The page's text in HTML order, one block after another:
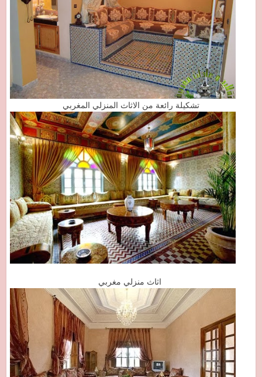
تشكيلة رائعة من الاثاث المنزلي المغربي
اثاث منزلي مغربي